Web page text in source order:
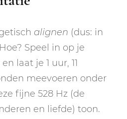
alignen (dus: in
Speel in op je
laat je 1 uur, 11
meevoeren onder
fijne 528 Hz (de
en liefde) toon.